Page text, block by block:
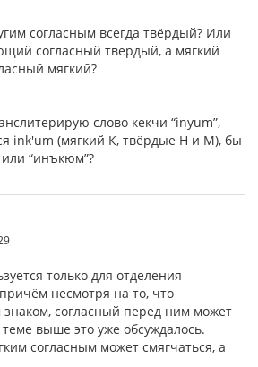
согласным всегда твёрдый? Или
согласный твёрдый, а мягкий
мягкий?
слово кекчи “inyum”,
ink'um (мягкий К, твёрдые Н и М), бы
“инъкюм”?
только для отделения
несмотря на то, что
согласный перед ним может
выше это уже обсуждалось.
согласным может смягчаться, а